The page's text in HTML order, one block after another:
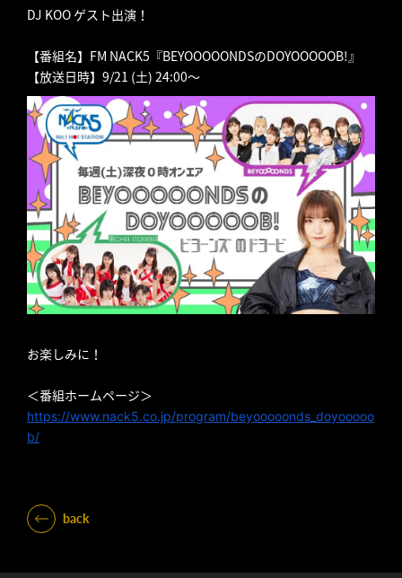
DJ KOO ゲスト出演！
【番組名】FM NACK5『BEYOOOOONDSのDOYOOOOOB!』
【放送日時】9/21 (土) 24:00～
お楽しみに！
＜番組ホームページ＞
https://www.nack5.co.jp/program/beyooooonds_doyooooo
b/
back